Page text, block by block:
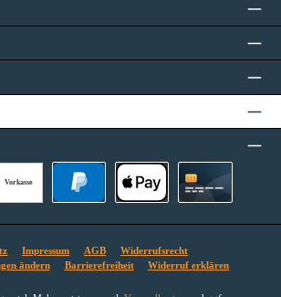
Vorkasse
Impressum AGB
Widerrufsrecht
ändern
Barrierefreiheit Widerruf erklären